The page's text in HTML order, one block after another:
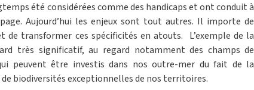
été considérées comme des handicaps et ont conduit à
Aujourd’hui les enjeux sont tout autres. Il importe de
de transformer ces spécificités en atouts. L’exemple de la
très significatif, au regard notamment des champs de
peuvent être investis dans nos outre-mer du fait de la
biodiversités exceptionnelles de nos territoires.